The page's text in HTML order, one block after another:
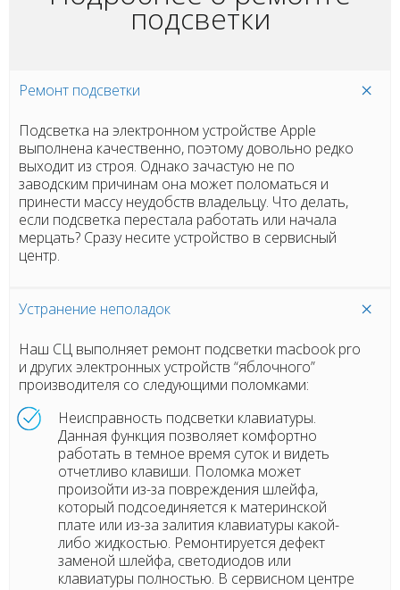
подсветки
Ремонт подсветки
Подсветка на электронном устройстве Apple
выполнена качественно, поэтому довольно редко
выходит из строя. Однако зачастую не по
заводским причинам она может поломаться и
принести массу неудобств владельцу. Что делать,
если подсветка перестала работать или начала
мерцать? Сразу несите устройство в сервисный
центр.
Устранение неполадок
Наш СЦ выполняет ремонт подсветки macbook pro
и других электронных устройств “яблочного”
производителя со следующими поломками:
Неисправность подсветки клавиатуры.
Данная функция позволяет комфортно
работать в темное время суток и видеть
отчетливо клавиши. Поломка может
произойти из-за повреждения шлейфа,
который подсоединяется к материнской
плате или из-за залития клавиатуры какой-
либо жидкостью. Ремонтируется дефект
заменой шлейфа, светодиодов или
клавиатуры полностью. В сервисном центре